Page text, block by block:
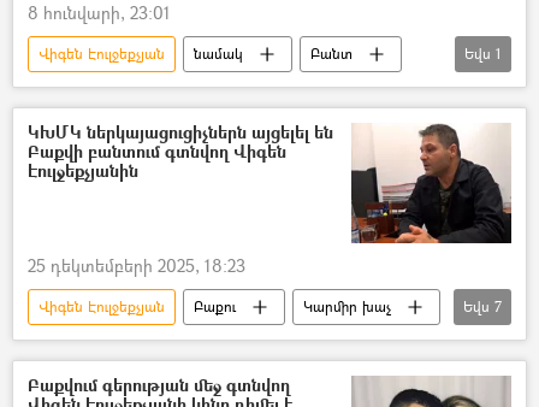
8 հունվարի, 23:01
Վիգեն Էուլջեքչյան նամակ
Բանտ
Ադրբեջան
Եվս 1
ԿԽՄԿ ներկայացուցիչներն այցելել են
Բաքվի բանտում գտնվող Վիգեն
Էուլջեքչյանին
25 դեկտեմբերի 2025, 18:23
Վիգեն Էուլջեքչյան Բաքու
Կարմիր խաչ
Բանտ
բանտարկյալ
այցելություն
Արցախ
Ադրբեջան
Եվս 7
Բաքվում գերության մեջ գտնվող